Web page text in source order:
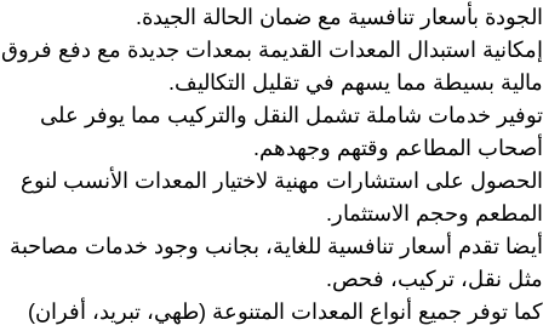
الجودة بأسعار تنافسية مع ضمان الحالة الجيدة.
إمكانية استبدال المعدات القديمة بمعدات جديدة مع دفع فروق
مالية بسيطة مما يسهم في تقليل التكاليف.
توفير خدمات شاملة تشمل النقل والتركيب مما يوفر على
أصحاب المطاعم وقتهم وجهدهم.
الحصول على استشارات مهنية لاختيار المعدات الأنسب لنوع
المطعم وحجم الاستثمار.
أيضا تقدم أسعار تنافسية للغاية، بجانب وجود خدمات مصاحبة
مثل نقل، تركيب، فحص.
كما توفر جميع أنواع المعدات المتنوعة (طهي، تبريد، أفران)